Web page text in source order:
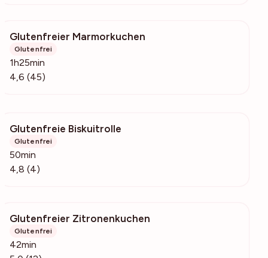
Glutenfreier Marmorkuchen
Glutenfrei
1h25min
4,6 (45)
Glutenfreie Biskuitrolle
Glutenfrei
50min
4,8 (4)
Glutenfreier Zitronenkuchen
Glutenfrei
42min